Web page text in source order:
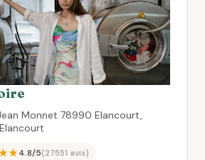
Monnet 78990 Elancourt,
4.8/5(27551 avis)